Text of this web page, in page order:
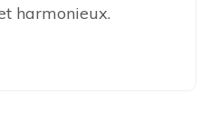
harmonieux.